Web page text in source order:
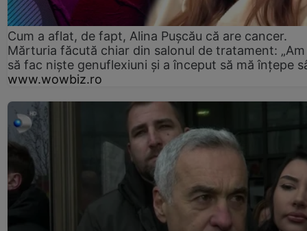
Cum a aflat, de fapt, Alina Pușcău că are cancer.
Mărturia făcută chiar din salonul de tratament:
să fac niște genuflexiuni și a început să mă înțepe
www.wowbiz.ro